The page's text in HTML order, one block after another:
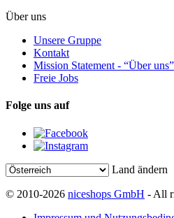
Über uns
Unsere Gruppe
Kontakt
Mission Statement - “Über uns”
Freie Jobs
Folge uns auf
Land ändern
© 2010-2026 niceshops GmbH - All